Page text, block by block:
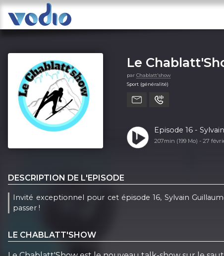
Le
par Chablatt'show
Sport (généralité)
Episode 16 -
207min (199 Mo) - 27
DESCRIPTION DE L'EPISODE
Invité exceptionnel pour cet épisode 16, Sylvain
passer !
LE CHABLATT'SHOW